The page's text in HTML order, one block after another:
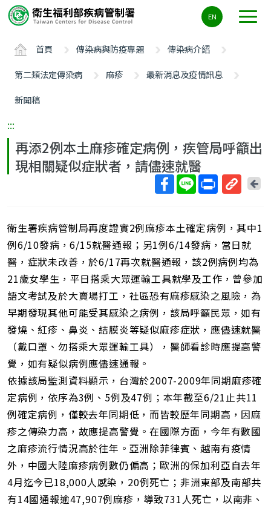
要
ALT+C
EN
首頁 傳染病與防疫專題
傳染病介紹
第二類法定傳染病
麻疹
最新消息及疫情訊息
新聞稿
:::
再添2例本土麻疹確定病例，疾管局呼籲出
現相關疑似症狀者，請儘速就醫
短
網
址
回
頁
衛生署疾病管制局再度證實2例麻疹本土確定病例，其中1
例6/10發病，6/15就醫通報；另1例6/14發病，當日就
醫，症狀未改善，於6/17再次就醫通報，該2例病例均為
21歲女學生，平日搭乘大眾運輸工具就學及工作，曾參加
語文考試及於大賣場打工，社區恐有麻疹感染之風險，為
早期發現其他可能受其感染之病例，該局呼籲民眾，如有
發燒、紅疹、鼻炎、結膜炎等疑似麻疹症狀，應儘速就醫
（戴口罩、勿搭乘大眾運輸工具），醫師看診時應提高警
覺，如有疑似病例應儘速通報。
依據該局監測資料顯示，台灣於2007-2009年同期麻疹確
定病例，依序為3例、5例及47例；本年截至6/21止共11
例確定病例，僅較去年同期低，而皆較歷年同期高，因麻
疹之傳染力高，故應提高警覺。在國際方面，今年有數國
之麻疹流行情況高於往年。亞洲除菲律賓、越南有疫情
外，中國大陸麻疹病例數仍偏高；歐洲的保加利亞自去年
4月迄今已18,000人感染，20例死亡；非洲東部及南部共
有14國通報逾47,907例麻疹，導致731人死亡，以南非、